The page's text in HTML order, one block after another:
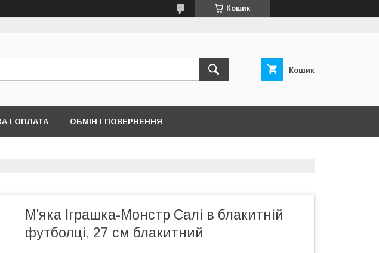
Кошик
Кошик
І ОПЛАТА ОБМІН І ПОВЕРНЕННЯ
М'яка Іграшка-Монстр Салі в блакитній
футболці, 27 см блакитний